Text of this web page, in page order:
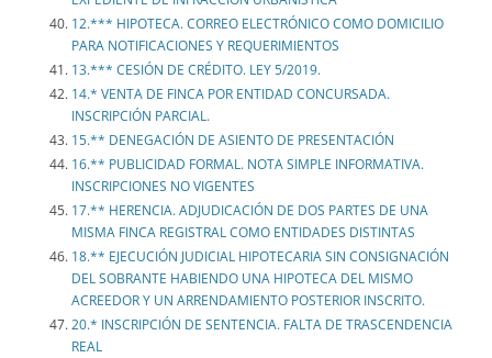
12.*** HIPOTECA. CORREO ELECTRÓNICO COMO DOMICILIO
PARA NOTIFICACIONES Y REQUERIMIENTOS
13.*** CESIÓN DE CRÉDITO. LEY 5/2019.
14.* VENTA DE FINCA POR ENTIDAD CONCURSADA.
INSCRIPCIÓN PARCIAL.
15.** DENEGACIÓN DE ASIENTO DE PRESENTACIÓN
16.** PUBLICIDAD FORMAL. NOTA SIMPLE INFORMATIVA.
INSCRIPCIONES NO VIGENTES
17.** HERENCIA. ADJUDICACIÓN DE DOS PARTES DE UNA
MISMA FINCA REGISTRAL COMO ENTIDADES DISTINTAS
18.** EJECUCIÓN JUDICIAL HIPOTECARIA SIN CONSIGNACIÓN
DEL SOBRANTE HABIENDO UNA HIPOTECA DEL MISMO
ACREEDOR Y UN ARRENDAMIENTO POSTERIOR INSCRITO.
20.* INSCRIPCIÓN DE SENTENCIA. FALTA DE TRASCENDENCIA
REAL